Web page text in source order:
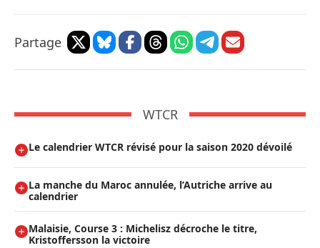
Partage
WTCR
Le calendrier WTCR révisé pour la saison 2020 dévoilé
La manche du Maroc annulée, l’Autriche arrive au
calendrier
Malaisie, Course 3 : Michelisz décroche le titre,
Kristoffersson la victoire